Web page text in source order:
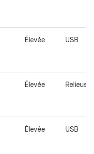
Élevée USB
Élevée Relieuse
Élevée USB